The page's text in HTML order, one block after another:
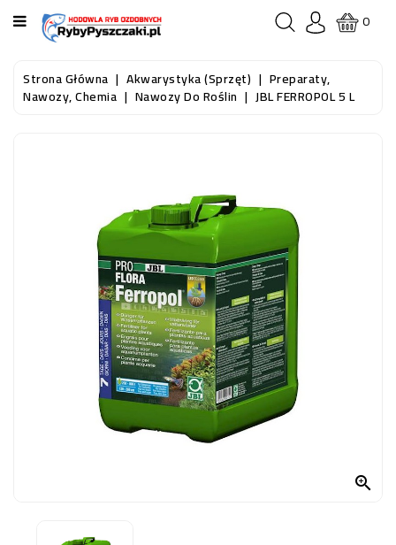
KATEGORIA
STRONA
GŁÓWNA
AKWARYSTYKA
0
Strona Główna Akwarystyka (sprzęt) Preparaty,
Nawozy, Chemia Nawozy Do Roślin JBL FERROPOL 5 L
